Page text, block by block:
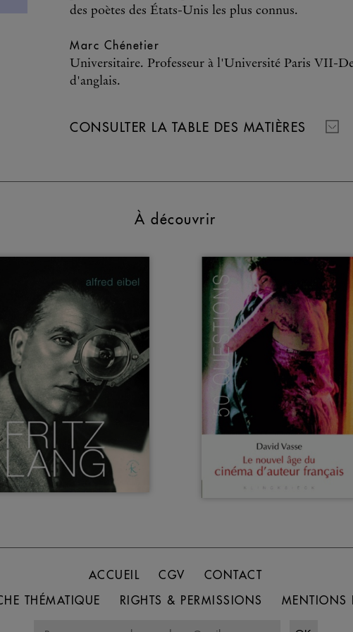
des poètes des États-Unis les plus connus.
Marc Chénetier
Universitaire. Professeur à l'Université Paris VII-
d'anglais.
CONSULTER LA TABLE DES MATIÈRES
À découvrir
ACCUEIL CGV
CONTACT
THÉMATIQUE
RIGHTS & PERMISSIONS MENTIONS